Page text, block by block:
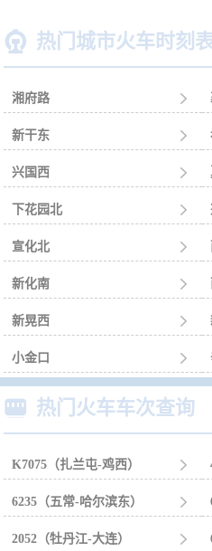
 热门城市火车时刻
湘府路 
新干东 
兴国西 
下花园北 
宣化北 
新化南 
新晃西 
小金口 
 热门火车车次查询
K7075（扎兰屯-鸡西） 
6235（五常-哈尔滨东） 
2052（牡丹江-大连） 